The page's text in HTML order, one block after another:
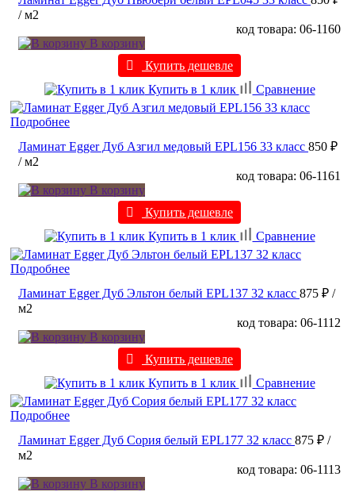
/ м2
код товара: 06-1160
В корзину
Купить дешевле
Купить в 1 клик
Сравнение
Подробнее
Ламинат Egger Дуб Азгил медовый EPL156 33 класс 850 ₽
/ м2
код товара: 06-1161
В корзину
Купить дешевле
Купить в 1 клик
Сравнение
Подробнее
Ламинат Egger Дуб Эльтон белый EPL137 32 класс 875 ₽ /
м2
код товара: 06-1112
В корзину
Купить дешевле
Купить в 1 клик
Сравнение
Подробнее
Ламинат Egger Дуб Сория белый EPL177 32 класс 875 ₽ /
м2
код товара: 06-1113
В корзину